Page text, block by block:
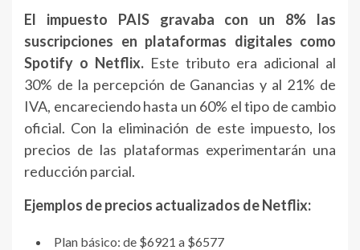
El impuesto PAIS gravaba con un 8% las
suscripciones en plataformas digitales como
Spotify o Netflix. Este tributo era adicional al
30% de la percepción de Ganancias y al 21% de
IVA, encareciendo hasta un 60% el tipo de cambio
oficial. Con la eliminación de este impuesto, los
precios de las plataformas experimentarán una
reducción parcial.
Ejemplos de precios actualizados de Netflix:
Plan básico: de $6921 a $6577